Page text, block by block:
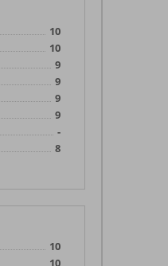
10
10
9
9
9
9
-
8
10
10